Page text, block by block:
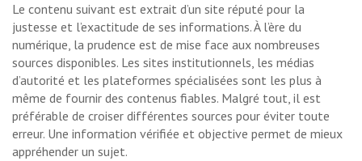
Le contenu suivant est extrait d’un site réputé pour la
justesse et l’exactitude de ses informations. À l’ère du
numérique, la prudence est de mise face aux nombreuses
sources disponibles. Les sites institutionnels, les médias
d’autorité et les plateformes spécialisées sont les plus à
même de fournir des contenus fiables. Malgré tout, il est
préférable de croiser différentes sources pour éviter toute
erreur. Une information vérifiée et objective permet de mieux
appréhender un sujet.